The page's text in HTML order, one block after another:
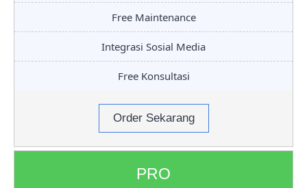
Free Maintenance
Integrasi Sosial Media
Free Konsultasi
Order Sekarang
PRO